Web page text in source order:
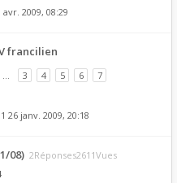
avr. 2009, 08:29
francilien
… 3 4 5 6
7
26 janv. 2009, 20:18
08) 2Réponses2611Vues